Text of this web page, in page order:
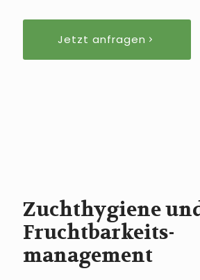
Jetzt anfragen
Zuchthygiene
Fruchtbarkeits-
management